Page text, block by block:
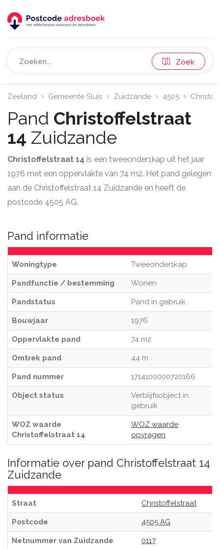
Zoek
Zeeland Gemeente Sluis Zuidzande 4505
Pand Christoffelstraat
14 Zuidzande
Christoffelstraat 14 is een tweeonder1kap uit het jaar
1976 met een oppervlakte van 74 m2. Het pand gelegen
aan de Christoffelstraat 14 Zuidzande en heeft de
postcode 4505 AG.
Pand informatie
Woningtype Tweeonder1kap
Pandfunctie / bestemming Wonen
Pandstatus Pand in gebruik
Bouwjaar 1976
Oppervlakte pand 74 m2
Omtrek pand 44 m
Pand nummer 1714100000720166
Object status
Verblijfsobject in
gebruik
WOZ waarde
Christoffelstraat 14
WOZ waarde
opvragen
Informatie over pand Christoffelstraat 14
Zuidzande
Straat Christoffelstraat
Postcode 4505 AG
Netnummer van Zuidzande 0117